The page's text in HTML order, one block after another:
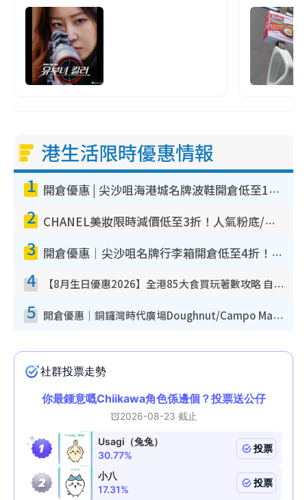
港生活限時優惠情報
1 開倉優惠 | 尖沙咀海港城名牌波鞋開倉低至1折！On鞋$899起／Joy&Peace鞋履$98起
2 CHANEL美妝限時減價低至3折！人氣粉底/唇膏/精華液低至$275！COCO香水都有平
3 開倉優惠｜尖沙咀名牌行李箱開倉低至4折！一連5日 American Tourister/ace./Hallmark $200起！
4 【8月生日優惠2026】全港85大食買玩著數攻略 自助餐/火鍋放題同行免費＋誠品/DONKI送現金券
5 開倉優惠｜銅鑼灣時代廣場Doughnut/Campo Marzio開倉低至1折！背囊、書包、手袋劈價$200起